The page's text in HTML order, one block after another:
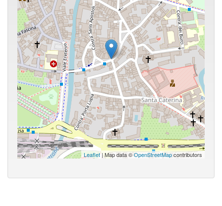
Leaflet| Map data ©OpenStreetMapcontributors